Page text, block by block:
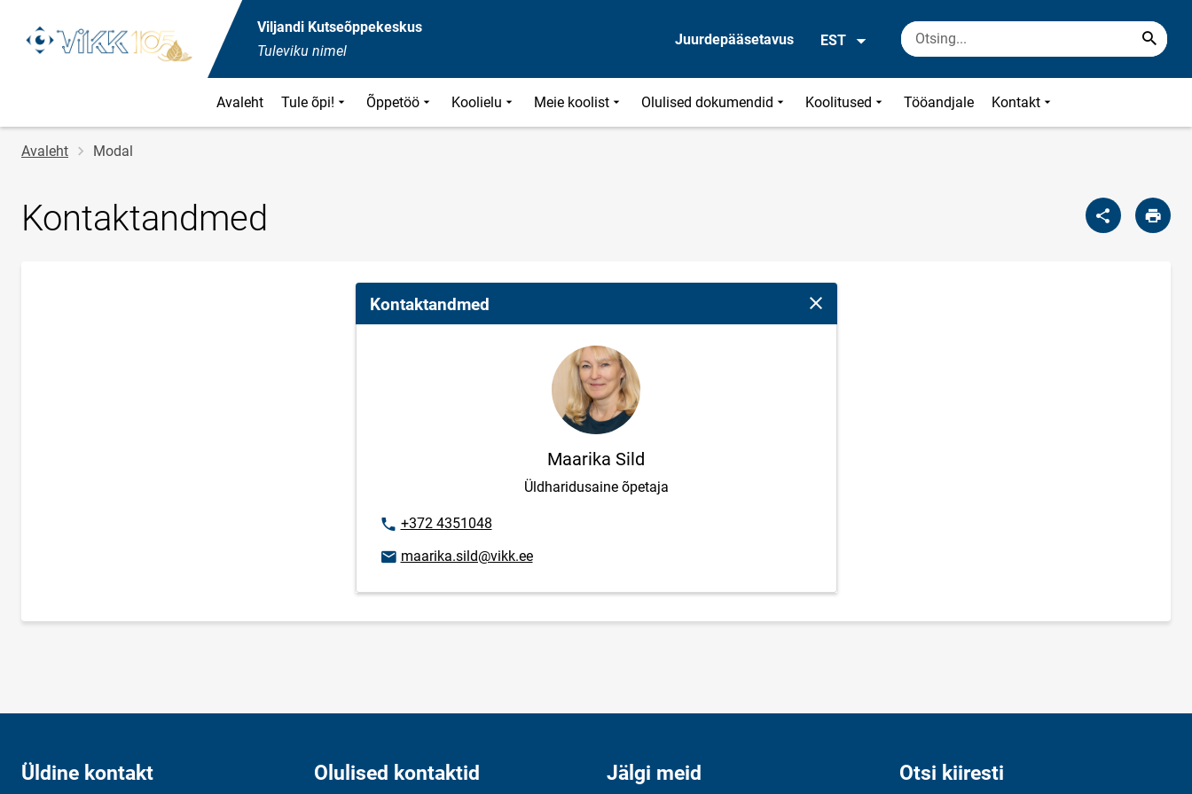
Viljandi Kutseõppekeskus
Tuleviku nimel
Juurdepääsetavus EST
Avaleht Tule õpi! Õppetöö Koolielu Meie koolist Olulised dokumendid Koolitused Tööandjale Kontakt
Jälglink
Avaleht Modal
Kontaktandmed
Kontaktandmed Sulge modaalaken
Maarika Sild
Üldharidusaine õpetaja
Telefoninumber
+372 4351048
E-posti aadress
maarika.sild@vikk.ee
Üldine kontakt Olulised kontaktid Jälgi meid Otsi kiiresti